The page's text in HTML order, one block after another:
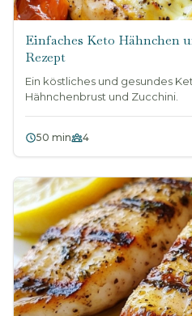
Einfaches Keto Hähnchen
Rezept
Ein köstliches und gesundes
Hähnchenbrust und Zucchini.
50 min 4